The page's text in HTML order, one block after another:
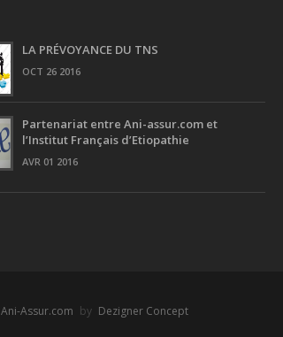
LA PRÉVOYANCE DU TNS
OCT 26 2016
Partenariat entre Ani-assur.com et
l’Institut Français d’Etiopathie
AVR 01 2016
Ani-Assur.com by Dezigner Concept